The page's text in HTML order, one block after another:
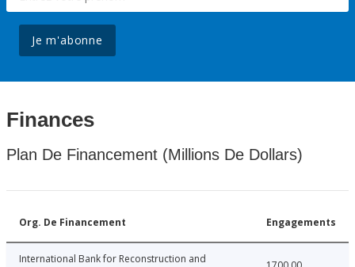
Je m'abonne
Finances
Plan De Financement (Millions De Dollars)
Org. De Financement Engagements
International Bank for Reconstruction and